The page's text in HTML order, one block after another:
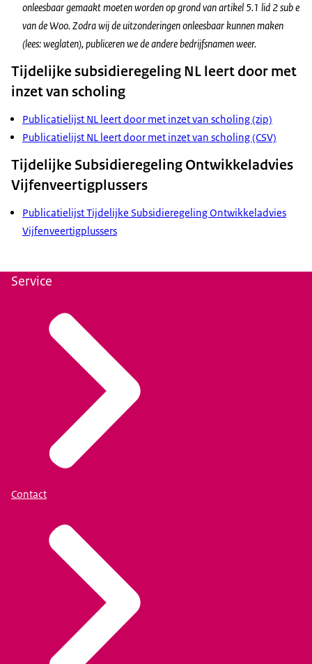
onleesbaar gemaakt moeten worden op grond van artikel 5.1 lid 2 sub e
van de Woo. Zodra wij de uitzonderingen onleesbaar kunnen maken
(lees: weglaten), publiceren we de andere bedrijfsnamen weer.
Tijdelijke subsidieregeling NL leert door met
inzet van scholing
Publicatielijst NL leert door met inzet van scholing (zip)
Publicatielijst NL leert door met inzet van scholing (CSV)
Tijdelijke Subsidieregeling Ontwikkeladvies
Vijfenveertigplussers
Publicatielijst Tijdelijke Subsidieregeling Ontwikkeladvies
Vijfenveertigplussers
Service
Contact